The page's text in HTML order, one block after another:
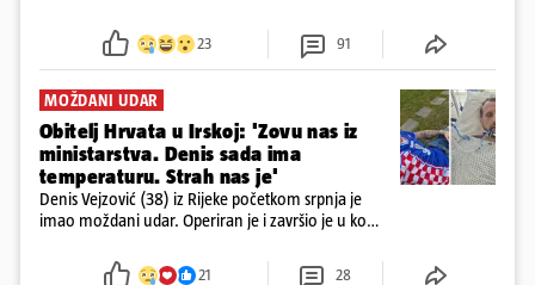
23 91
MOŽDANI UDAR
Obitelj Hrvata u Irskoj: 'Zovu nas iz
ministarstva. Denis sada ima
temperaturu. Strah nas je'
Denis Vejzović (38) iz Rijeke početkom srpnja je
imao moždani udar. Operiran je i završio je u komi.
tamošnji liječnici ne vjeruju u oporavak: 'Imamo
21 28